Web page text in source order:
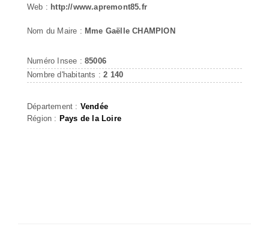
Web : http://www.apremont85.fr
Nom du Maire : Mme Gaëlle CHAMPION
Numéro Insee : 85006
Nombre d'habitants :2 140
Département : Vendée
Région : Pays de la Loire